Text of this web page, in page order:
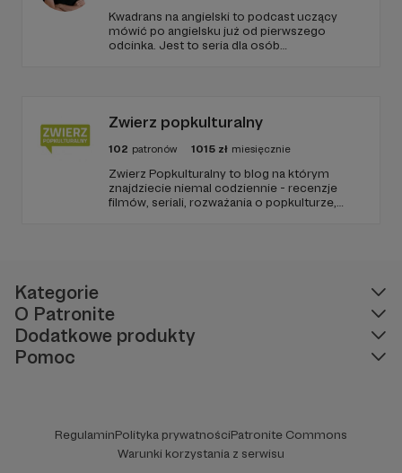
Kwadrans na angielski to podcast uczący
mówić po angielsku już od pierwszego
odcinka. Jest to seria dla osób
nowego odcinka co czwartek.
Zwierz popkulturalny
102 patronów 1015 zł miesięcznie
Zwierz Popkulturalny to blog na którym
znajdziecie niemal codziennie - recenzje
filmów, seriali, rozważania o popkulturze,
Kategorie
O Patronite
Dodatkowe produkty
Pomoc
RegulaminPolityka prywatnościPatronite Commons
Warunki korzystania z serwisu